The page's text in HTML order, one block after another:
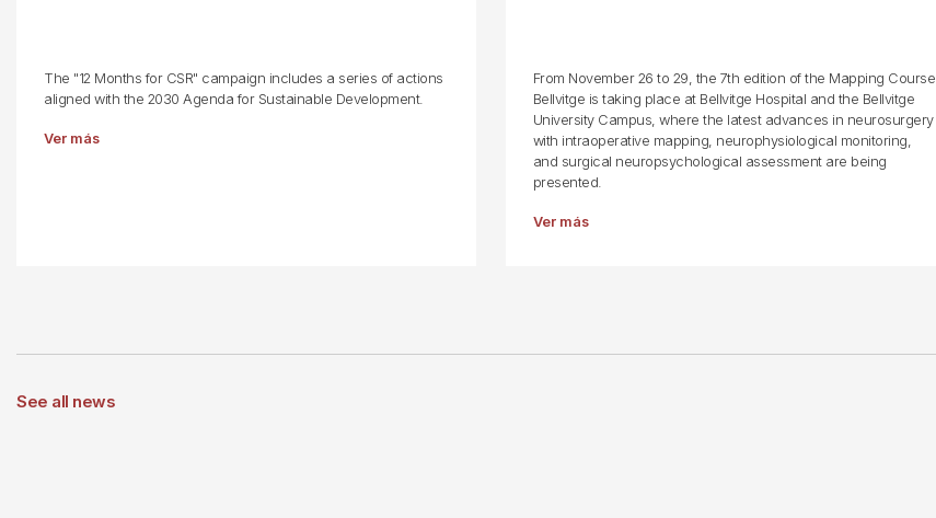
The "12 Months for CSR" campaign includes a series of actions
aligned with the 2030 Agenda for Sustainable Development.
Ver más
From November 26 to 29, the 7th edition of the Mapping Course
Bellvitge is taking place at Bellvitge Hospital and the Bellvitge
University Campus, where the latest advances in neurosurgery
with intraoperative mapping, neurophysiological monitoring,
and surgical neuropsychological assessment are being
presented.
Ver más
See all news